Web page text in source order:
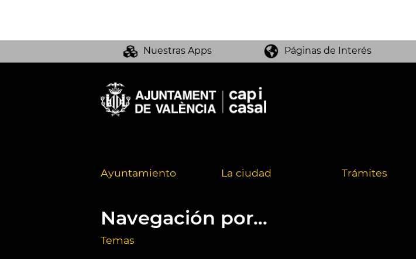
Nuestras Apps Páginas de Interés
Ayuntamiento La ciudad Trámites
Navegación por...
Temas